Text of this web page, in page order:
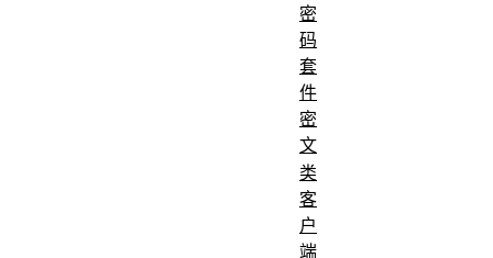
密
码
套
件
密
文
类
客
户
端